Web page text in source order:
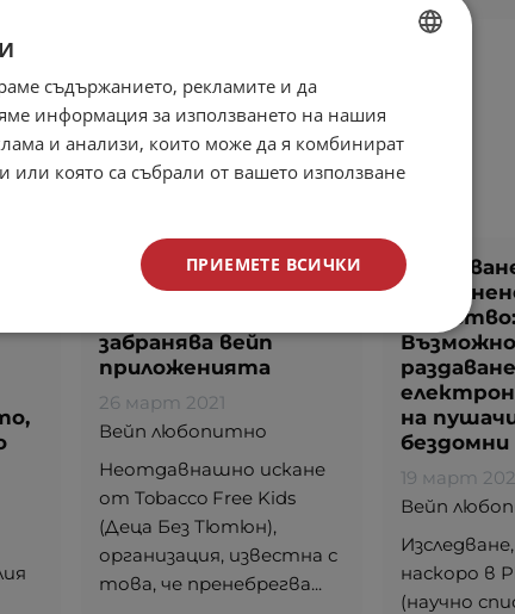
Потребителските
групи настояват
забранява вейп
приложенията
26 март 2021
Вейп любопитно
Неотдавнашно искане
от Tobacco Free Kids
(Деца Без Тютюн),
организация, известна с
това, че пренебрегва...
кралство:
на
19 март
Вейп
наскоро в
(научно
ENGLISH
съдържанието, рекламите и да
информация за използването на нашия
и анализи, които може да я комбинират
или която са събрали от вашето използване
ПРИЕМЕТЕ ВСИЧКИ